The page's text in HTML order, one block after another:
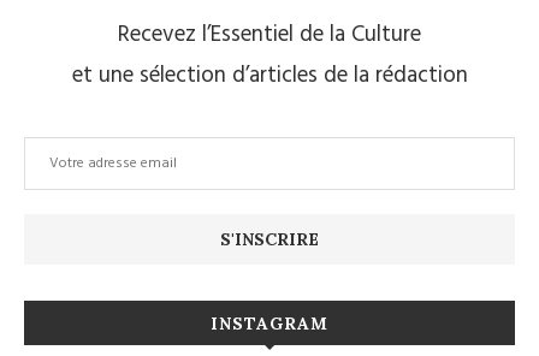
Recevez l’Essentiel de la Culture
et une sélection d’articles de la rédaction
INSTAGRAM